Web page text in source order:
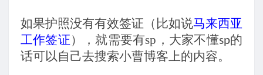
如果护照没有有效签证（比如说马来西亚
工作签证），就需要有sp ，大家不懂sp的
话可以自己去搜索小曹博客上的内容。